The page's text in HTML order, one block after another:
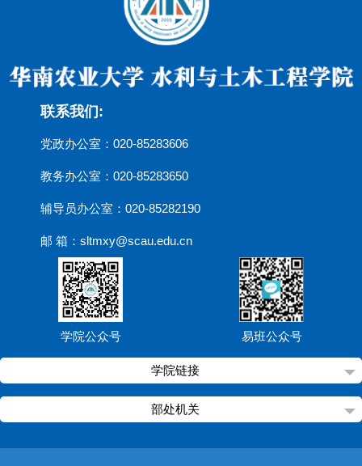
联系我们:
党政办公室：020-85283606
教务办公室：020-85283650
辅导员办公室：020-85282190
邮 箱：sltmxy@scau.edu.cn
学院公众号 易班公众号
学院链接
部处机关